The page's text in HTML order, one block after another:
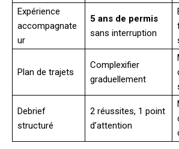
Expérience
accompagnate
ur
5 ans de permis
sans interruption
Plan de trajets
Complexifier
graduellement
Debrief
structuré
2 réussites, 1 point
d’attention